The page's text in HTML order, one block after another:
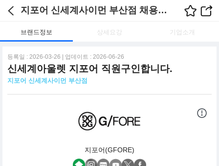
지포어 신세계사이먼 부산점 채용정보
브랜드정보 상세요강 기업소개
등록일 : 2026-03-26 | 업데이트 : 2026-06-26
신세계아울렛 지포어 직원구인합니다.
지포어 신세계사이먼 부산점
지포어(GFORE)